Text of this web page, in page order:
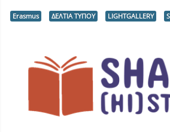
Erasmus ΔΕΛΤΙΑ ΤΥΠΟΥ LIGHTGALLERY